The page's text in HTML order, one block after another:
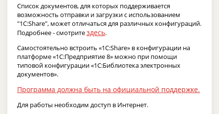
Список документов, для которых поддерживается
возможность отправки и загрузки с использованием
"1С:Share", может отличаться для различных конфигураций.
Подробнее - смотритездесь.
Самостоятельно встроить «1С:Share» в конфигурации на
платформе «1С:Предприятие 8» можно при помощи
типовой конфигурации «1С:Библиотека электронных
документов».
Программа должна быть на официальной поддержке.
Для работы необходим доступ в Интернет.